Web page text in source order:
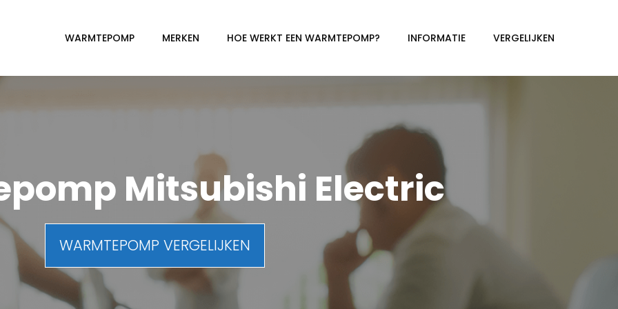
WARMTEPOMP MERKEN HOE WERKT EEN WARMTEPOMP? INFORMATIE VERGELIJKEN
Mitsubishi Electric
WARMTEPOMP VERGELIJKEN